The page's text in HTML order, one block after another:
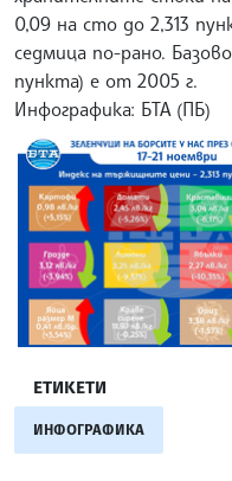
0,09 на сто до 2,313
седмица по-рано.
пункта) е от 2005 г.
Инфографика: БТА (ПБ)
ЕТИКЕТИ
ИНФОГРАФИКА